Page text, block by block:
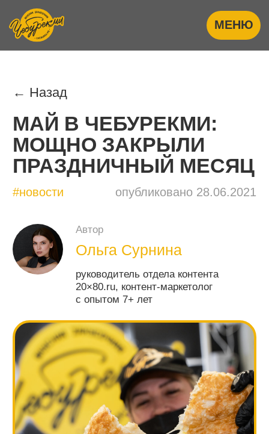
Автор
Ольга Сурнина
руководитель отдела контента
МАЙ В ЧЕБУРЕКМИ:
МОЩНО ЗАКРЫЛИ
ПРАЗДНИЧНЫЙ МЕСЯЦ
#новости опубликовано 28.06.2021